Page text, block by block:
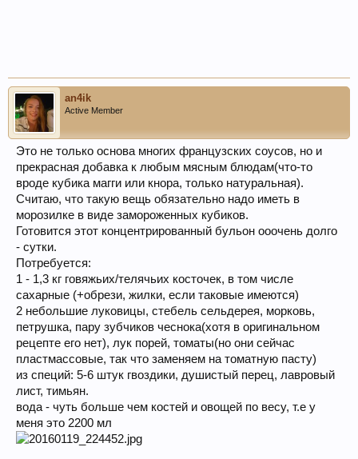
an4ik
Active Member
Это не только основа многих французских соусов, но и
прекрасная добавка к любым мясным блюдам(что-то
вроде кубика магги или кнора, только натуральная).
Считаю, что такую вещь обязательно надо иметь в
морозилке в виде замороженных кубиков.
Готовится этот концентрированный бульон ооочень долго
- сутки.
Потребуется:
1 - 1,3 кг говяжьих/телячьих косточек, в том числе
сахарные (+обрези, жилки, если таковые имеются)
2 небольшие луковицы, стебель сельдерея, морковь,
петрушка, пару зубчиков чеснока(хотя в оригинальном
рецепте его нет), лук порей, томаты(но они сейчас
пластмассовые, так что заменяем на томатную пасту)
из специй: 5-6 штук гвоздики, душистый перец, лавровый
лист, тимьян.
вода - чуть больше чем костей и овощей по весу, т.е у
меня это 2200 мл